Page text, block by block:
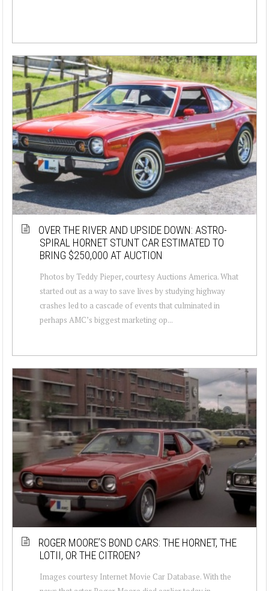
OVER THE RIVER AND UPSIDE DOWN: ASTRO-
SPIRAL HORNET STUNT CAR ESTIMATED TO
BRING $250,000 AT AUCTION
Photos by Teddy Pieper, courtesy Auctions America. What
started out as a way to save lives by studying highway
crashes led to a cascade of events that culminated in
perhaps AMC’s biggest marketing op...
ROGER MOORE’S BOND CARS: THE HORNET, THE
LOTII, OR THE CITROEN?
Images courtesy Internet Movie Car Database. With the